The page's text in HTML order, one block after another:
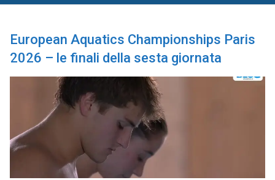
European Aquatics Championships Paris
2026 – le finali della sesta giornata